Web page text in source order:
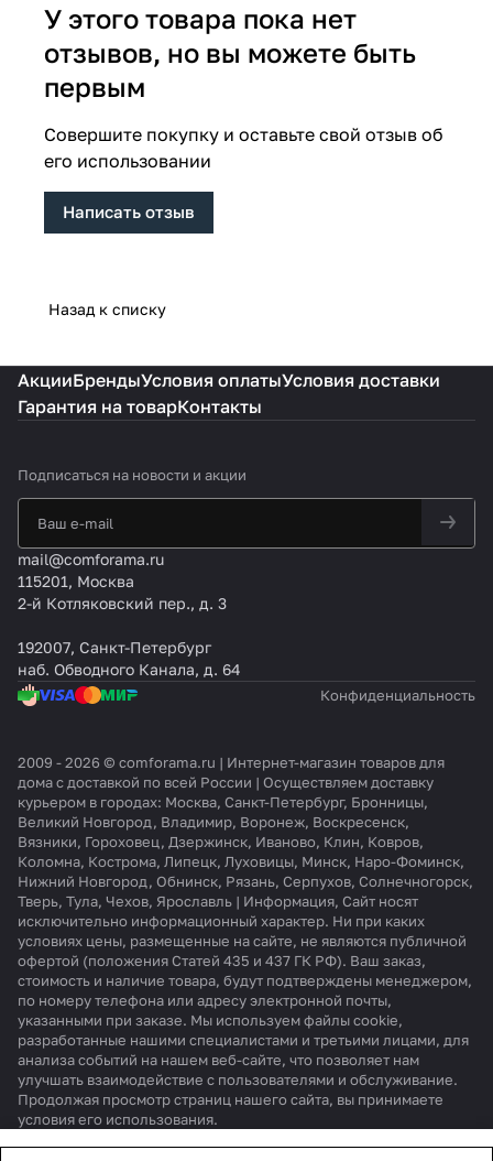
У этого товара пока нет
отзывов, но вы можете быть
первым
Совершите покупку и оставьте свой отзыв об
его использовании
Написать отзыв
Назад к списку
АкцииБрендыУсловия оплатыУсловия доставки
Гарантия на товарКонтакты
Подписаться на новости и акции
mail@comforama.ru
115201, Москва
2-й Котляковский пер., д. 3
192007, Санкт-Петербург
наб. Обводного Канала, д. 64
Конфиденциальность
2009 - 2026 © comforama.ru | Интернет-магазин товаров для
дома с доставкой по всей России | Осуществляем доставку
курьером в городах: Москва, Санкт-Петербург, Бронницы,
Великий Новгород, Владимир, Воронеж, Воскресенск,
Вязники, Гороховец, Дзержинск, Иваново, Клин, Ковров,
Коломна, Кострома, Липецк, Луховицы, Минск, Наро-Фоминск,
Нижний Новгород, Обнинск, Рязань, Серпухов, Солнечногорск,
Тверь, Тула, Чехов, Ярославль | Информация, Сайт носят
исключительно информационный характер. Ни при каких
условиях цены, размещенные на сайте, не являются публичной
офертой (положения Статей 435 и 437 ГК РФ). Ваш заказ,
стоимость и наличие товара, будут подтверждены менеджером,
по номеру телефона или адресу электронной почты,
указанными при заказе. Мы используем файлы cookie,
разработанные нашими специалистами и третьими лицами, для
анализа событий на нашем веб-сайте, что позволяет нам
улучшать взаимодействие с пользователями и обслуживание.
Продолжая просмотр страниц нашего сайта, вы принимаете
условия его использования.